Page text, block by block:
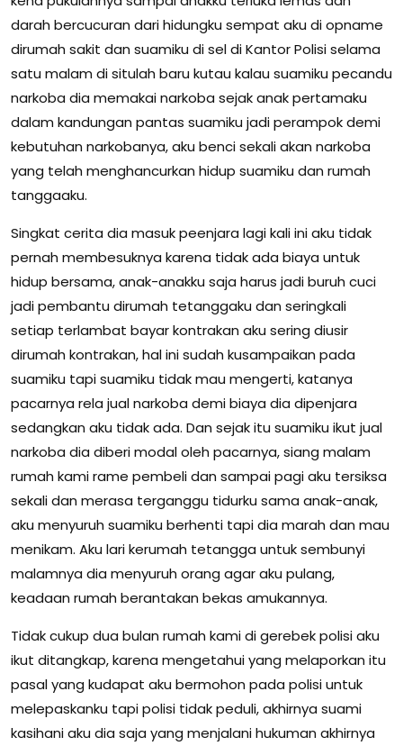
darah bercucuran dari hidungku sempat aku di opname
dirumah sakit dan suamiku di sel di Kantor Polisi selama
satu malam di situlah baru kutau kalau suamiku pecandu
narkoba dia memakai narkoba sejak anak pertamaku
dalam kandungan pantas suamiku jadi perampok demi
kebutuhan narkobanya, aku benci sekali akan narkoba
yang telah menghancurkan hidup suamiku dan rumah
tanggaaku.
Singkat cerita dia masuk peenjara lagi kali ini aku tidak
pernah membesuknya karena tidak ada biaya untuk
hidup bersama, anak-anakku saja harus jadi buruh cuci
jadi pembantu dirumah tetanggaku dan seringkali
setiap terlambat bayar kontrakan aku sering diusir
dirumah kontrakan, hal ini sudah kusampaikan pada
suamiku tapi suamiku tidak mau mengerti, katanya
pacarnya rela jual narkoba demi biaya dia dipenjara
sedangkan aku tidak ada. Dan sejak itu suamiku ikut jual
narkoba dia diberi modal oleh pacarnya, siang malam
rumah kami rame pembeli dan sampai pagi aku tersiksa
sekali dan merasa terganggu tidurku sama anak-anak,
aku menyuruh suamiku berhenti tapi dia marah dan mau
menikam. Aku lari kerumah tetangga untuk sembunyi
malamnya dia menyuruh orang agar aku pulang,
keadaan rumah berantakan bekas amukannya.
Tidak cukup dua bulan rumah kami di gerebek polisi aku
ikut ditangkap, karena mengetahui yang melaporkan itu
pasal yang kudapat aku bermohon pada polisi untuk
melepaskanku tapi polisi tidak peduli, akhirnya suami
kasihani aku dia saja yang menjalani hukuman akhirnya